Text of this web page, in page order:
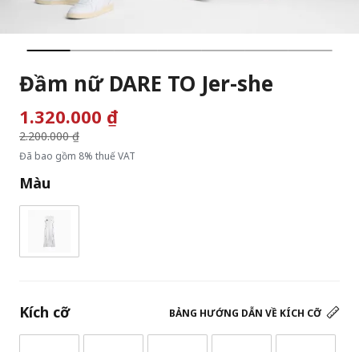
Đầm nữ DARE TO Jer-she
1.320.000 ₫Giá giảm từ
2.200.000 ₫
đến
Đã bao gồm 8% thuế VAT
Màu
BẢNG HƯỚNG DẪN VỀ KÍCH CỠ
Kích cỡ